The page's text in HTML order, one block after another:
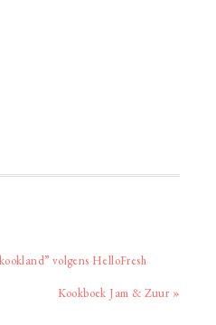
volgens HelloFresh
Volgend
Kookboek Jam & Zuur »